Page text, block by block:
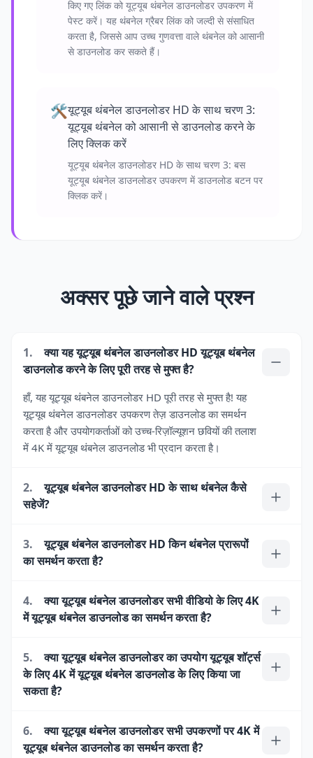
किए गए लिंक को यूट्यूब थंबनेल डाउनलोडर उपकरण में
पेस्ट करें। यह थंबनेल ग्रैबर लिंक को जल्दी से संसाधित
करता है, जिससे आप उच्च गुणवत्ता वाले थंबनेल को आसानी
से डाउनलोड कर सकते हैं।
🛠️यूट्यूब थंबनेल डाउनलोडर HD के साथ चरण 3:
यूट्यूब थंबनेल को आसानी से डाउनलोड करने के
लिए क्लिक करें
यूट्यूब थंबनेल डाउनलोडर HD के साथ चरण 3: बस
यूट्यूब थंबनेल डाउनलोडर उपकरण में डाउनलोड बटन पर
क्लिक करें।
अक्सर पूछे जाने वाले प्रश्न
1.
क्या यह यूट्यूब थंबनेल डाउनलोडर HD यूट्यूब थंबनेल
डाउनलोड करने के लिए पूरी तरह से मुफ्त है?
हाँ, यह यूट्यूब थंबनेल डाउनलोडर HD पूरी तरह से मुफ्त है! यह
यूट्यूब थंबनेल डाउनलोडर उपकरण तेज़ डाउनलोड का समर्थन
करता है और उपयोगकर्ताओं को उच्च-रिज़ॉल्यूशन छवियों की तलाश
में 4K में यूट्यूब थंबनेल डाउनलोड भी प्रदान करता है।
2.
यूट्यूब थंबनेल डाउनलोडर HD के साथ थंबनेल कैसे
सहेजें?
3.
यूट्यूब थंबनेल डाउनलोडर HD किन थंबनेल प्रारूपों
का समर्थन करता है?
4.
क्या यूट्यूब थंबनेल डाउनलोडर सभी वीडियो के लिए 4K
में यूट्यूब थंबनेल डाउनलोड का समर्थन करता है?
5.
क्या यूट्यूब थंबनेल डाउनलोडर का उपयोग यूट्यूब शॉर्ट्स
के लिए 4K में यूट्यूब थंबनेल डाउनलोड के लिए किया जा
सकता है?
6.
क्या यूट्यूब थंबनेल डाउनलोडर सभी उपकरणों पर 4K में
यूट्यूब थंबनेल डाउनलोड का समर्थन करता है?